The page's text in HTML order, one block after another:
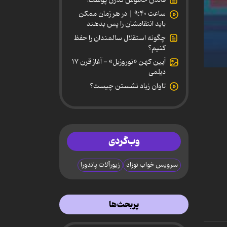
0
ساعت ۹:۴۰ | در هر زمان ممکن
باید انتقامشان را پس بدهند
چگونه استقلال سالمندان را حفظ
کنیم؟
آیین کهن «نوروزبل» - آغاز قرن ۱۷
دیلمی
تاوان زیاد نشستن چیست؟
وب‌گردی
سرویس خواب نوزاد زیورآلات پاندورا
پربحث‌ها